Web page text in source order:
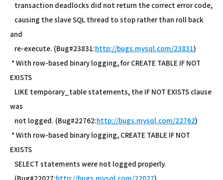
transaction deadlocks did not return the correct error code,
causing the slave SQL thread to stop rather than roll back
and
re-execute. (Bug#23831:http://bugs.mysql.com/23831)
* With row-based binary logging, for CREATE TABLE IF NOT
EXISTS
LIKE temporary_table statements, the IF NOT EXISTS clause
was
not logged. (Bug#22762:http://bugs.mysql.com/22762)
* With row-based binary logging, CREATE TABLE IF NOT
EXISTS
SELECT statements were not logged properly.